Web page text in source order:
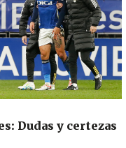
Dudas y certezas